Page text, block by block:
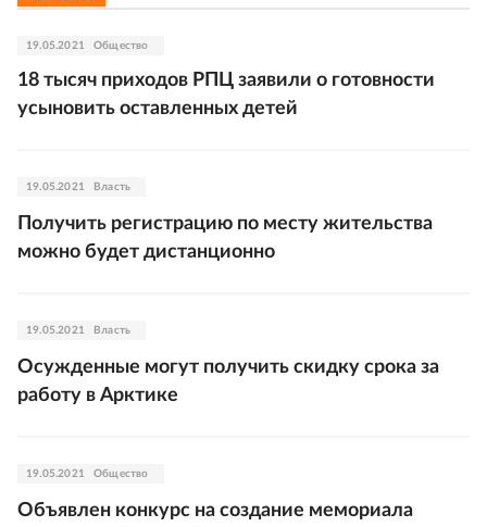
19.05.2021 Общество
18 тысяч приходов РПЦ заявили о готовности
усыновить оставленных детей
19.05.2021 Власть
Получить регистрацию по месту жительства
можно будет дистанционно
19.05.2021 Власть
Осужденные могут получить скидку срока за
работу в Арктике
19.05.2021 Общество
Объявлен конкурс на создание мемориала